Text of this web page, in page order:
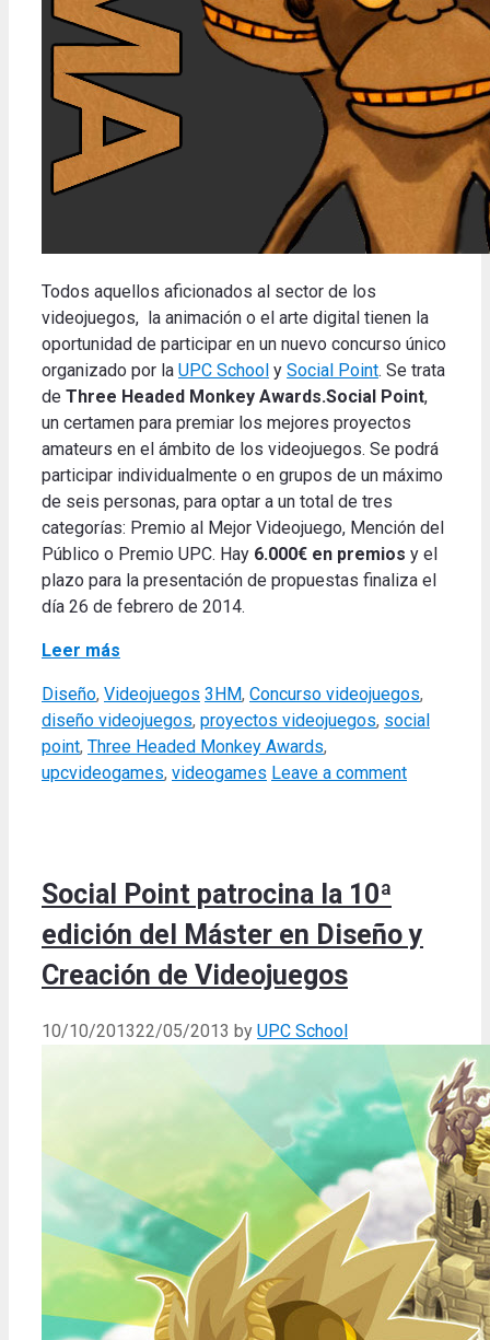
Todos aquellos aficionados al sector de los
videojuegos, la animación o el arte digital tienen la
oportunidad de participar en un nuevo concurso único
organizado por la UPC School y Social Point. Se trata
de Three Headed Monkey Awards.Social Point,
un certamen para premiar los mejores proyectos
amateurs en el ámbito de los videojuegos. Se podrá
participar individualmente o en grupos de un máximo
de seis personas, para optar a un total de tres
categorías: Premio al Mejor Videojuego, Mención del
Público o Premio UPC. Hay 6.000€ en premios y el
plazo para la presentación de propuestas finaliza el
día 26 de febrero de 2014.
Leer más
Categories
Diseño, Videojuegos Tags
3HM, Concurso videojuegos,
diseño videojuegos, proyectos videojuegos, social
point, Three Headed Monkey Awards,
upcvideogames, videogames Leave a comment
Social Point patrocina la 10ª
edición del Máster en Diseño y
Creación de Videojuegos
10/10/201322/05/2013 by UPC School